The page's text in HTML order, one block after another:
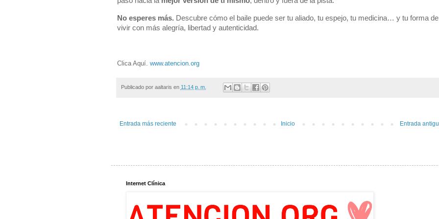
No esperes más. Descubre cómo el baile puede ser tu aliado, tu espejo, tu medicina… y tu forma de
vivir con más alegría, libertad y autenticidad.
Clica Aquí. www.atencion.org
Publicado por aaltaris en 11:14 p. m.
Entrada más reciente Entrada
Inicio
Internet Clínica